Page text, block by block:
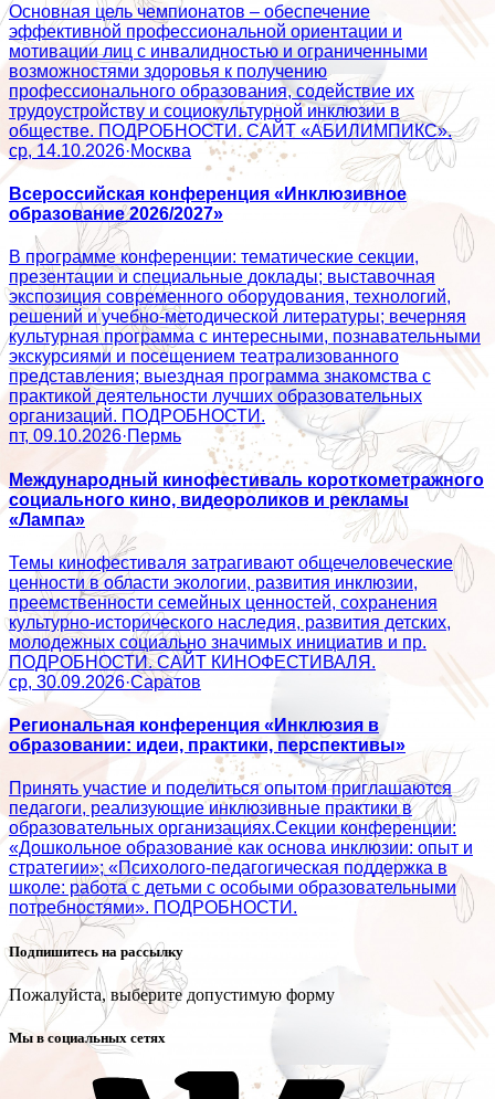
Основная цель чемпионатов – обеспечение
эффективной профессиональной ориентации и
мотивации лиц с инвалидностью и ограниченными
возможностями здоровья к получению
профессионального образования, содействие их
трудоустройству и социокультурной инклюзии в
обществе. ПОДРОБНОСТИ. САЙТ «АБИЛИМПИКС».
ср, 14.10.2026·Москва
Всероссийская конференция «Инклюзивное
образование 2026/2027»
В программе конференции: тематические секции,
презентации и специальные доклады; выставочная
экспозиция современного оборудования, технологий,
решений и учебно-методической литературы; вечерняя
культурная программа с интересными, познавательными
экскурсиями и посещением театрализованного
представления; выездная программа знакомства с
практикой деятельности лучших образовательных
организаций. ПОДРОБНОСТИ.
пт, 09.10.2026·Пермь
Международный кинофестиваль короткометражного
социального кино, видеороликов и рекламы
«Лампа»
Темы кинофестиваля затрагивают общечеловеческие
ценности в области экологии, развития инклюзии,
преемственности семейных ценностей, сохранения
культурно-исторического наследия, развития детских,
молодежных социально значимых инициатив и пр.
ПОДРОБНОСТИ. САЙТ КИНОФЕСТИВАЛЯ.
ср, 30.09.2026·Саратов
Региональная конференция «Инклюзия в
образовании: идеи, практики, перспективы»
Принять участие и поделиться опытом приглашаются
педагоги, реализующие инклюзивные практики в
образовательных организациях.Секции конференции:
«Дошкольное образование как основа инклюзии: опыт и
стратегии»; «Психолого‑педагогическая поддержка в
школе: работа с детьми с особыми образовательными
потребностями». ПОДРОБНОСТИ.
Подпишитесь на рассылку
Пожалуйста, выберите допустимую форму
Мы в социальных сетях